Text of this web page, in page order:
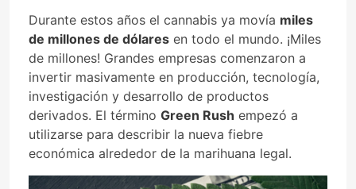
Durante estos años el cannabis ya movía miles
de millones de dólares en todo el mundo. ¡Miles
de millones! Grandes empresas comenzaron a
invertir masivamente en producción, tecnología,
investigación y desarrollo de productos
derivados. El término Green Rush empezó a
utilizarse para describir la nueva fiebre
económica alrededor de la marihuana legal.